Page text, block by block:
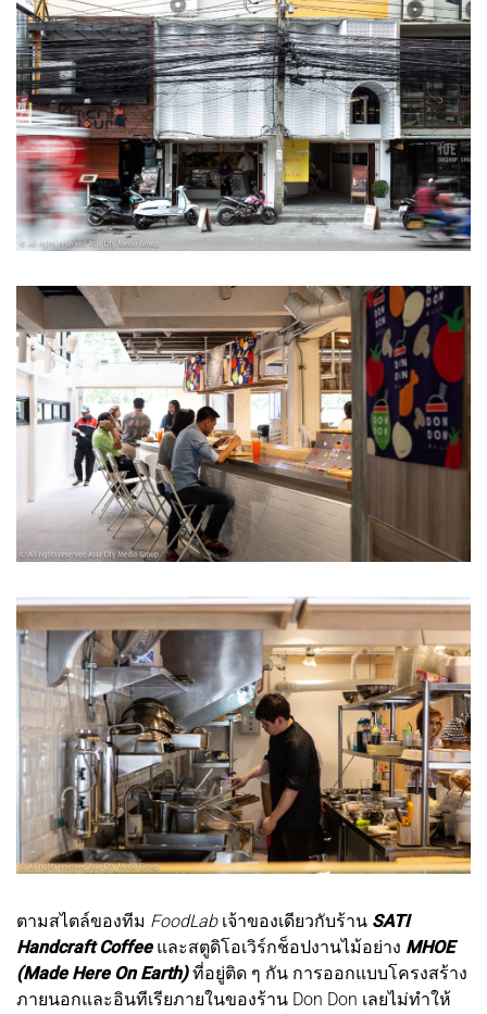
ตามสไตล์ของทีม FoodLab เจ้าของเดียวกับร้าน SATI
Handcraft Coffeeและสตูดิโอเวิร์กช็อปงานไม้อย่าง MHOE
(Made Here On Earth)ที่อยู่ติด ๆ กัน การออกแบบโครงสร้าง
ภายนอกและอินทีเรียภายในของร้าน Don Don เลยไม่ทำให้